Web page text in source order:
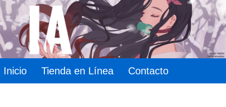
Inicio Tienda en Línea Contacto